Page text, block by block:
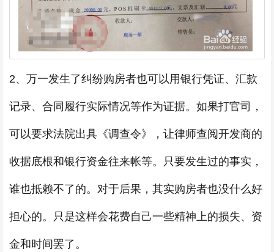
2、万一发生了纠纷购房者也可以用银行凭证、汇款
记录、合同履行实际情况等作为证据。如果打官司，
可以要求法院出具《调查令》，让律师查阅开发商的
收据底根和银行资金往来帐等。只要发生过的事实，
谁也抵赖不了的。对于后果，其实购房者也没什么好
担心的。只是这样会花费自己一些精神上的损失、资
金和时间罢了。